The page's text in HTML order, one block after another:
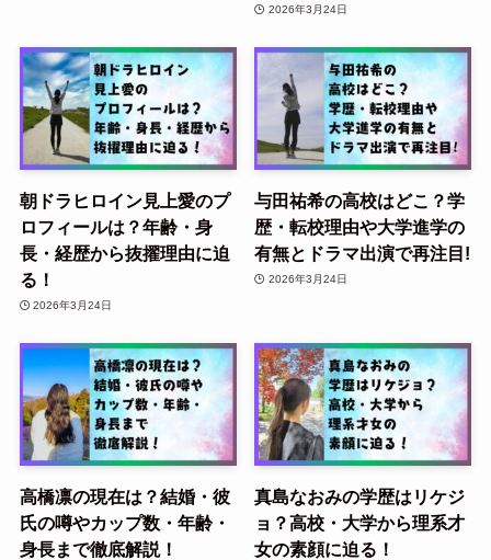
2026年3月24日
朝ドラヒロイン見上愛のプ
ロフィールは？年齢・身
長・経歴から抜擢理由に迫
る！
2026年3月24日
与田祐希の高校はどこ？学
歴・転校理由や大学進学の
有無とドラマ出演で再注目!
2026年3月24日
高橋凛の現在は？結婚・彼
氏の噂やカップ数・年齢・
身長まで徹底解説！
真島なおみの学歴はリケジ
ョ？高校・大学から理系才
女の素顔に迫る！